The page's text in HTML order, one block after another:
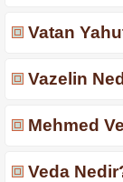
Vatan
Vazelin
Mehmed
Veda